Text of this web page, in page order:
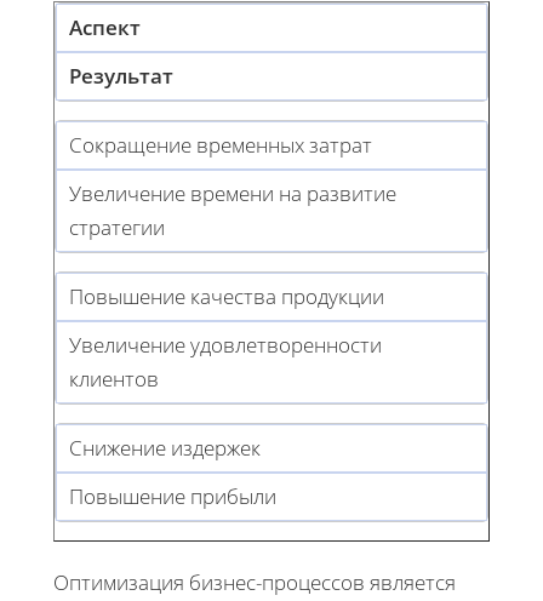
Аспект
Результат
Сокращение временных затрат
Увеличение времени на развитие
стратегии
Повышение качества продукции
Увеличение удовлетворенности
клиентов
Снижение издержек
Повышение прибыли
Оптимизация бизнес-процессов является